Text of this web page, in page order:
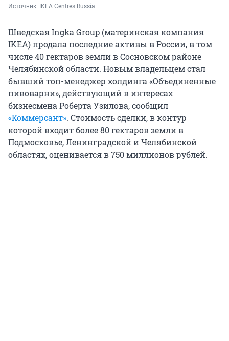
Источник:
IKEA Centres Russia
Шведская Ingka Group (материнская компания
IKEA) продала последние активы в России, в том
числе 40 гектаров земли в Сосновском районе
Челябинской области. Новым владельцем стал
бывший топ-менеджер холдинга «Объединенные
пивоварни», действующий в интересах
бизнесмена Роберта Узилова, сообщил
«Коммерсант». Стоимость сделки, в контур
которой входит более 80 гектаров земли в
Подмосковье, Ленинградской и Челябинской
областях, оценивается в 750 миллионов рублей.